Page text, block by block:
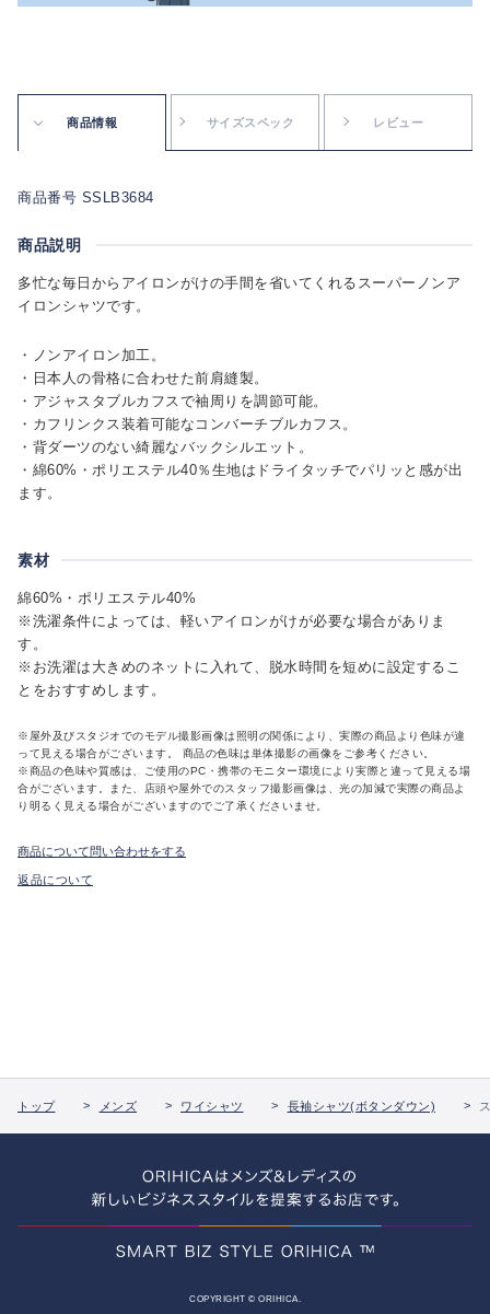
商品情報 サイズスペック レビュー
商品番号 SSLB3684
商品説明
多忙な毎日からアイロンがけの手間を省いてくれるスーパーノンア
イロンシャツです。
・ノンアイロン加工。
・日本人の骨格に合わせた前肩縫製。
・アジャスタブルカフスで袖周りを調節可能。
・カフリンクス装着可能なコンバーチブルカフス。
・背ダーツのない綺麗なバックシルエット。
・綿60%・ポリエステル40％生地はドライタッチでパリッと感が出
ます。
素材
綿60%・ポリエステル40%
※洗濯条件によっては、軽いアイロンがけが必要な場合がありま
す。
※お洗濯は大きめのネットに入れて、脱水時間を短めに設定するこ
とをおすすめします。
※屋外及びスタジオでのモデル撮影画像は照明の関係により、実際の商品より色味が違
って見える場合がございます。 商品の色味は単体撮影の画像をご参考ください。
※商品の色味や質感は、ご使用のPC・携帯のモニター環境により実際と違って見える場
合がございます。また、店頭や屋外でのスタッフ撮影画像は、光の加減で実際の商品よ
り明るく見える場合がございますのでご了承くださいませ。
商品について問い合わせをする
返品について
トップ メンズ ワイシャツ 長袖シャツ(ボタンダウン)
COPYRIGHT © ORIHICA.